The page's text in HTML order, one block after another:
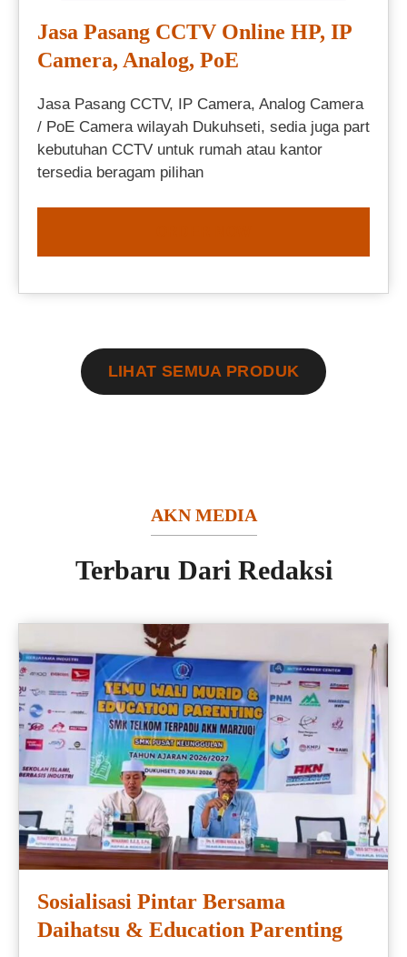
Jasa Pasang CCTV Online HP, IP
Camera, Analog, PoE
Jasa Pasang CCTV, IP Camera, Analog Camera
/ PoE Camera wilayah Dukuhseti, sedia juga part
kebutuhan CCTV untuk rumah atau kantor
tersedia beragam pilihan
LIHAT SEMUA PRODUK
AKN MEDIA
Terbaru Dari Redaksi
Sosialisasi Pintar Bersama
Daihatsu & Education Parenting